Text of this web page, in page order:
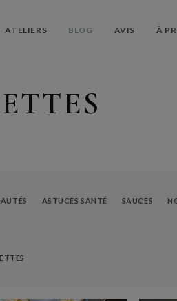
ATELIERS BLOG AVIS À
ASTUCES SANTÉ SAUCES